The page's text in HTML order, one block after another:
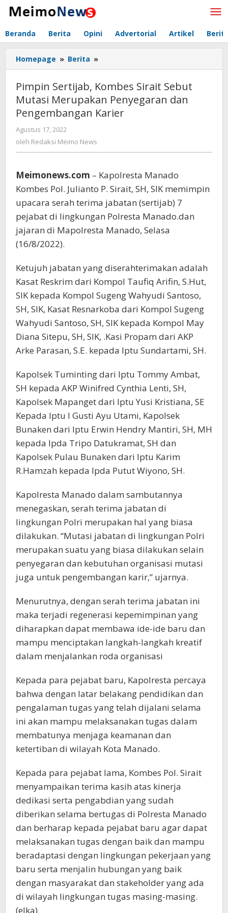
Lewati
Beranda Berita Opini Advertorial Artikel
Homepage » Berita »
Sertijab,
Kombes
Sirait
Sebut
Mutasi
Pengembangan
Pimpin Sertijab, Kombes Sirait Sebut
Mutasi Merupakan Penyegaran dan
Pengembangan Karier
Agustus 17, 2022
Redaksi
oleh Redaksi Meimo News
Meimonews.com – Kapolresta Manado
Kombes Pol. Julianto P. Sirait, SH, SIK memimpin
upacara serah terima jabatan (sertijab) 7
pejabat di lingkungan Polresta Manado.dan
jajaran di Mapolresta Manado, Selasa
(16/8/2022).
Ketujuh jabatan yang diserahterimakan adalah
Kasat Reskrim dari Kompol Taufiq Arifin, S.Hut,
SIK kepada Kompol Sugeng Wahyudi Santoso,
SH, SIK, Kasat Resnarkoba dari Kompol Sugeng
Wahyudi Santoso, SH, SIK kepada Kompol May
Diana Sitepu, SH, SIK, .Kasi Propam dari AKP
Arke Parasan, S.E. kepada Iptu Sundartami, SH.
Kapolsek Tuminting dari Iptu Tommy Ambat,
SH kepada AKP Winifred Cynthia Lenti, SH,
Kapolsek Mapanget dari Iptu Yusi Kristiana, SE
Kepada Iptu I Gusti Ayu Utami, Kapolsek
Bunaken dari Iptu Erwin Hendry Mantiri, SH, MH
kepada Ipda Tripo Datukramat, SH dan
Kapolsek Pulau Bunaken dari Iptu Karim
R.Hamzah kepada Ipda Putut Wiyono, SH.
Kapolresta Manado dalam sambutannya
menegaskan, serah terima jabatan di
lingkungan Polri merupakan hal yang biasa
dilakukan. “Mutasi jabatan di lingkungan Polri
merupakan suatu yang biasa dilakukan selain
penyegaran dan kebutuhan organisasi mutasi
juga untuk pengembangan karir,” ujarnya.
Menurutnya, dengan serah terima jabatan ini
maka terjadi regenerasi kepemimpinan yang
diharapkan dapat membawa ide-ide baru dan
mampu menciptakan langkah-langkah kreatif
dalam menjalankan roda organisasi
Kepada para pejabat baru, Kapolresta percaya
bahwa dengan latar belakang pendidikan dan
pengalaman tugas yang telah dijalani selama
ini akan mampu melaksanakan tugas dalam
membatunya menjaga keamanan dan
ketertiban di wilayah Kota Manado.
Kepada para pejabat lama, Kombes Pol. Sirait
menyampaikan terima kasih atas kinerja
dedikasi serta pengabdian yang sudah
diberikan selama bertugas di Polresta Manado
dan berharap kepada pejabat baru agar dapat
melaksanakan tugas dengan baik dan mampu
beradaptasi dengan lingkungan pekerjaan yang
baru serta menjalin hubungan yang baik
dengan masyarakat dan stakeholder yang ada
di wilayah lingkungan tugas masing-masing.
(elka)